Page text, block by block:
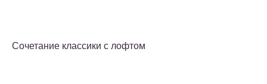
Сочетание классики с лофтом